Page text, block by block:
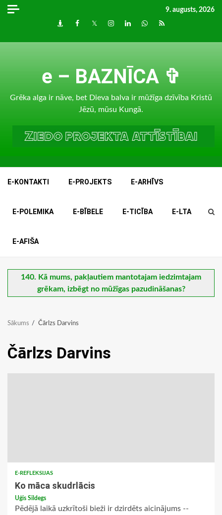
Skip
9. augusts, 2026
DraugiemFacebook
TwitterInstagram
LinkedInwhatsapp
RSS
e – BAZNĪCA ✞
Grēka alga ir nāve, bet Dieva balva ir mūžīga dzīvība Kristū
Jēzū, mūsu Kungā.
E-KONTAKTI E-PROJEKTS E-ARHĪVS
E-POLEMIKA E-BĪBELE E-TICĪBA E-LTA
E-AFIŠA
140. Kā mums, pakļautiem mantotajam iedzimtajam
grēkam, izbēgt no mūžīgas pazudināšanas?
Sākums Čārlzs Darvins
Čārlzs Darvins
E-REFLEKSIJAS
Ko māca skudrlācis
Uģis Sildegs
Pēdējā laikā uzkrītoši bieži ir dzirdēts aicinājums -­